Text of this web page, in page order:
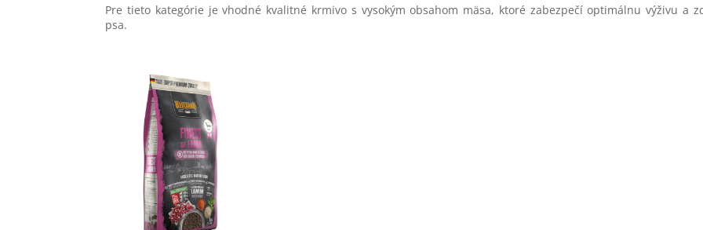
Pre tieto kategórie je vhodné kvalitné krmivo s vysokým obsahom mäsa, ktoré zabezpečí optimálnu výživu a
psa.